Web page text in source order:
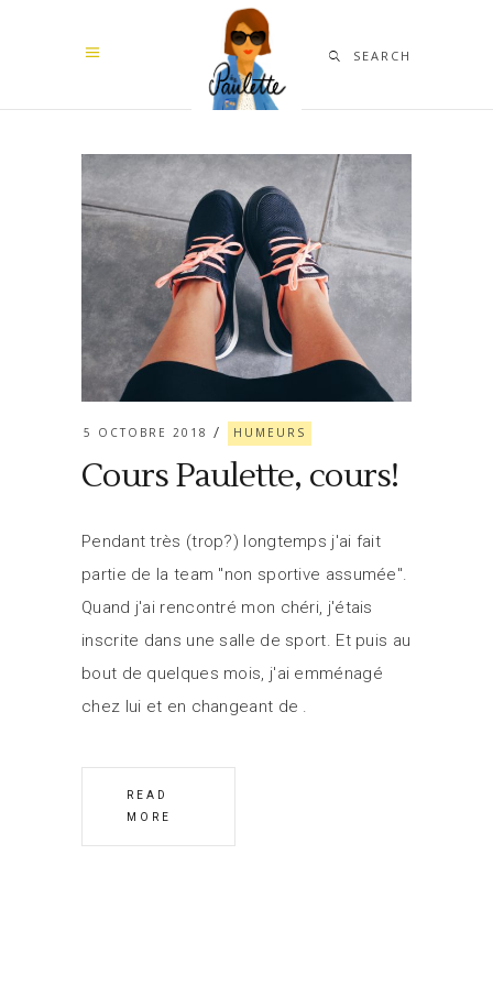
SEARCH
5 OCTOBRE 2018 HUMEURS
Cours Paulette, cours!
Pendant très (trop?) longtemps j'ai fait
partie de la team "non sportive assumée".
Quand j'ai rencontré mon chéri, j'étais
inscrite dans une salle de sport. Et puis au
bout de quelques mois, j'ai emménagé
chez lui et en changeant de
READ
MORE